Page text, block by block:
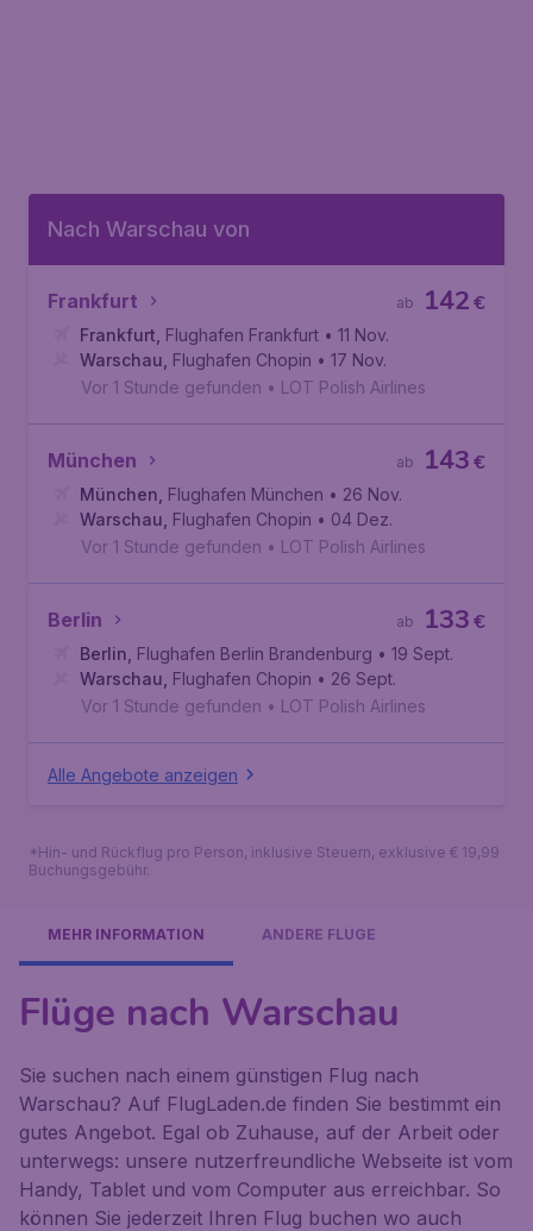
Nach Warschau von
Frankfurt €
142
ab
Frankfurt Flughafen Frankfurt • 11 Nov.
Warschau Flughafen Chopin • 17 Nov.
Vor 1 Stunde gefunden • LOT Polish Airlines
München €
143
ab
München Flughafen München • 26 Nov.
Warschau Flughafen Chopin • 04 Dez.
Vor 1 Stunde gefunden • LOT Polish Airlines
Berlin €
133
ab
Berlin Flughafen Berlin Brandenburg • 19 Sept.
Warschau Flughafen Chopin • 26 Sept.
Vor 1 Stunde gefunden • LOT Polish Airlines
Alle Angebote anzeigen
*Hin- und Rückflug pro Person, inklusive Steuern, exklusive € 19,99
Buchungsgebühr.
MEHR INFORMATION ANDERE FLÜGE
Flüge nach Warschau
Sie suchen nach einem günstigen Flug nach
Warschau? Auf FlugLaden.de finden Sie bestimmt ein
gutes Angebot. Egal ob Zuhause, auf der Arbeit oder
unterwegs: unsere nutzerfreundliche Webseite ist vom
Handy, Tablet und vom Computer aus erreichbar. So
können Sie jederzeit Ihren Flug buchen wo auch